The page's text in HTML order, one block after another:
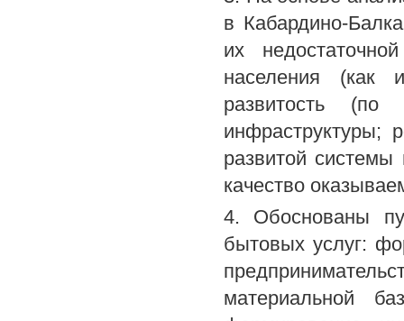
в Кабардино-
их
населения (как
развитость (по
инфраструктуры;
развитой системы
качество
4. Обоснованы
бытовых услуг:
материальной